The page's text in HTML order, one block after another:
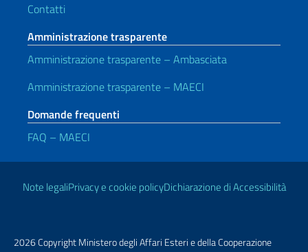
Contatti
Amministrazione trasparente
Amministrazione trasparente – Ambasciata
Amministrazione trasparente – MAECI
Domande frequenti
FAQ – MAECI
Link Utili
Note legaliPrivacy e cookie policyDichiarazione di Accessibilità
2026 Copyright Ministero degli Affari Esteri e della Cooperazione